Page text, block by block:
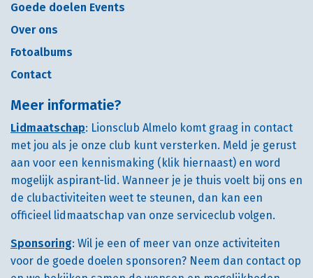
Goede doelen Events
Over ons
Fotoalbums
Contact
Meer informatie?
Lidmaatschap: Lionsclub Almelo komt graag in contact
met jou als je onze club kunt versterken. Meld je gerust
aan voor een kennismaking (klik hiernaast) en word
mogelijk aspirant-lid. Wanneer je je thuis voelt bij ons en
de clubactiviteiten weet te steunen, dan kan een
officieel lidmaatschap van onze serviceclub volgen.
Sponsoring: Wil je een of meer van onze activiteiten
voor de goede doelen sponsoren? Neem dan contact op